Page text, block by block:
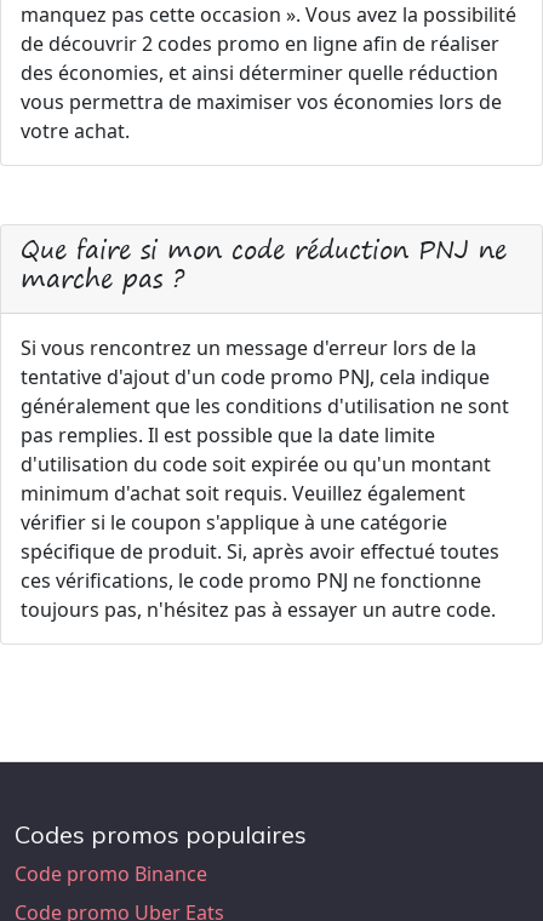
manquez pas cette occasion ». Vous avez la possibilité
de découvrir 2 codes promo en ligne afin de réaliser
des économies, et ainsi déterminer quelle réduction
vous permettra de maximiser vos économies lors de
votre achat.
Que faire si mon code réduction PNJ ne
marche pas ?
Si vous rencontrez un message d'erreur lors de la
tentative d'ajout d'un code promo PNJ, cela indique
généralement que les conditions d'utilisation ne sont
pas remplies. Il est possible que la date limite
d'utilisation du code soit expirée ou qu'un montant
minimum d'achat soit requis. Veuillez également
vérifier si le coupon s'applique à une catégorie
spécifique de produit. Si, après avoir effectué toutes
ces vérifications, le code promo PNJ ne fonctionne
toujours pas, n'hésitez pas à essayer un autre code.
Codes promos populaires
Code promo Binance
Code promo Uber Eats